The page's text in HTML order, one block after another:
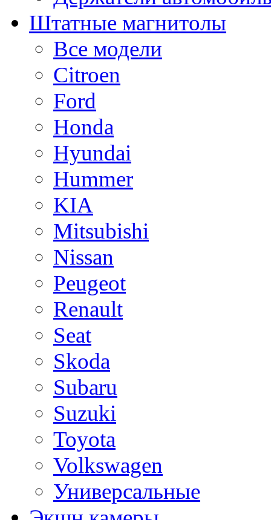
Штатные магнитолы
Все модели
Citroen
Ford
Honda
Hyundai
Hummer
KIA
Mitsubishi
Nissan
Peugeot
Renault
Seat
Skoda
Subaru
Suzuki
Toyota
Volkswagen
Универсальные